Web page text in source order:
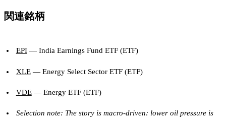
関連銘柄
EPI— India Earnings Fund ETF (ETF)
XLE— Energy Select Sector ETF (ETF)
VDE— Energy ETF (ETF)
Selection note: The story is macro-driven: lower oil pressure is